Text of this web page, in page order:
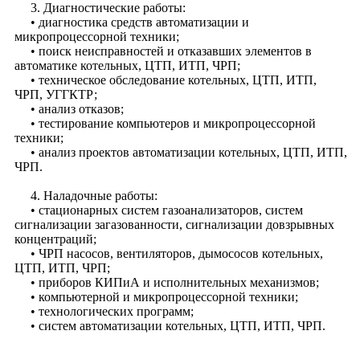
3. Диагностические работы:
• диагностика средств автоматизации и
микропроцессорной техники;
• поиск неисправностей и отказавших элементов в
автоматике котельных, ЦТП, ИТП, ЧРП;
• техническое обследование котельных, ЦТП, ИТП,
ЧРП, УГГКТР;
• анализ отказов;
• тестирование компьютеров и микропроцессорной
техники;
• анализ проектов автоматизации котельных, ЦТП, ИТП,
ЧРП.
4. Наладочные работы:
• стационарных систем газоанализаторов, систем
сигнализации загазованности, сигнализации довзрывных
концентраций;
• ЧРП насосов, вентиляторов, дымососов котельных,
ЦТП, ИТП, ЧРП;
• приборов КИПиА и исполнительных механизмов;
• компьютерной и микропроцессорной техники;
• технологических программ;
• систем автоматизации котельных, ЦТП, ИТП, ЧРП.